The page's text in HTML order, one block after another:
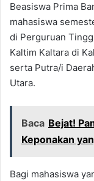
Beasiswa Prima
mahasiswa
di Perguruan
Kaltim Kaltara di
serta Putra/i
Utara.
Baca Bejat!
Keponakan
Bagi mahasiswa